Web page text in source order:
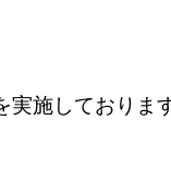
実施しておりま